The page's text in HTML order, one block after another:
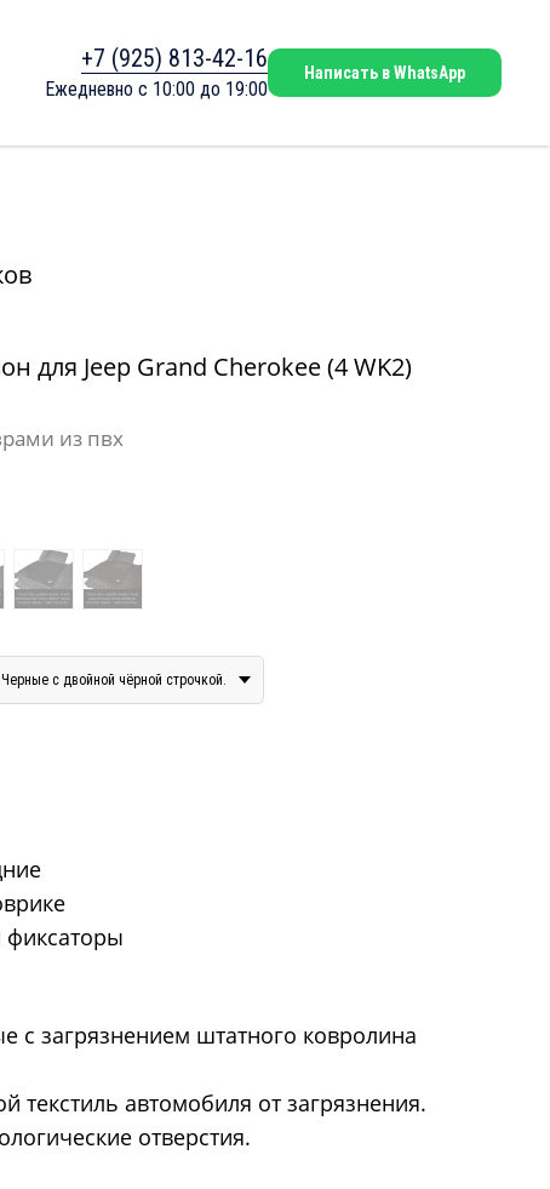
+7 (925) 813-42-16
Ежедневно с 10:00 до 19:00
Написать в WhatsApp
для Jeep Grand Cherokee (4 WK2)
из пвх
с двойной чёрной строчкой.
фиксаторы
загрязнением штатного ковролина
автомобиля от загрязнения.
отверстия.